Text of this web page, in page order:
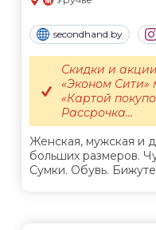
secondhand.by
Женская, мужская и
больших размеров.
Сумки. Обувь.
Скидки и
«Эконом Сити»
«Картой
Рассрочка...